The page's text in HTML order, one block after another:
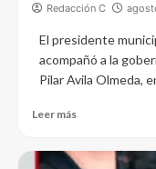
Redacción C
El presidente
acompañó a la
Pilar Avila Olmeda,
Leer más